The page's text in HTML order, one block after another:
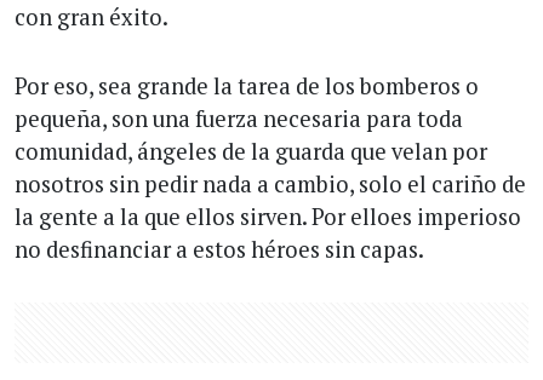
con gran éxito.
Por eso, sea grande la tarea de los bomberos o
pequeña, son una fuerza necesaria para toda
comunidad, ángeles de la guarda que velan por
nosotros sin pedir nada a cambio, solo el cariño de
la gente a la que ellos sirven. Por elloes imperioso
no desfinanciar a estos héroes sin capas.